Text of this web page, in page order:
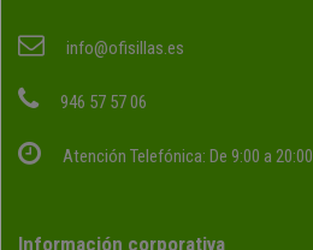
info@ofisillas.es
946 57 57 06
Atención Telefónica: De 9:00 a 20:00
Información corporativa